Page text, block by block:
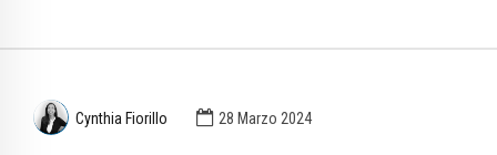
Cynthia Fiorillo 28 Marzo 2024